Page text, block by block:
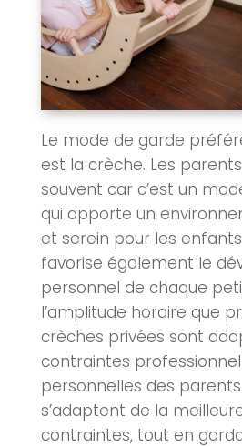
Le mode de garde
est la crèche. Les
souvent car c’est un
qui apporte un
et serein pour les
favorise également le
personnel de chaque
l’amplitude horaire que
crèches privées sont
contraintes
personnelles des
s’adaptent de la
contraintes, tout en